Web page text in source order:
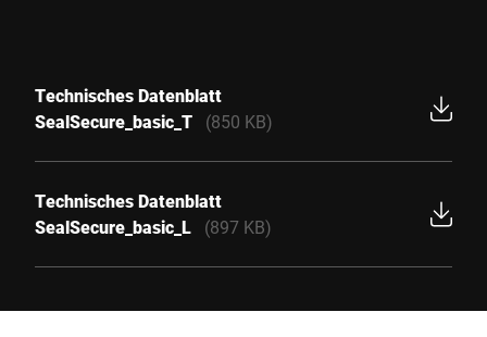
Technisches Datenblatt
SealSecure_basic_T
(850 KB)
Technisches Datenblatt
SealSecure_basic_L
(897 KB)